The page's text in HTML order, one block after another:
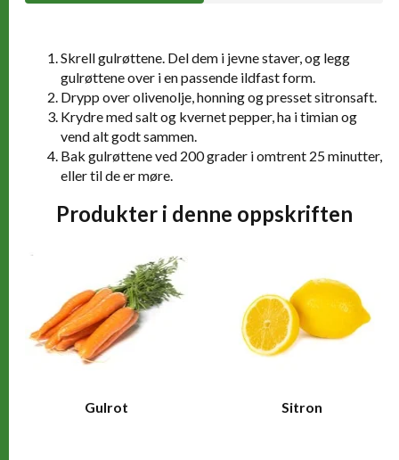
Slik gjør du det
Skrell gulrøttene. Del dem i jevne staver, og legg
gulrøttene over i en passende ildfast form.
Drypp over olivenolje, honning og presset sitronsaft.
Krydre med salt og kvernet pepper, ha i timian og
vend alt godt sammen.
Bak gulrøttene ved 200 grader i omtrent 25 minutter,
eller til de er møre.
Produkter i denne oppskriften
Gulrot Sitron